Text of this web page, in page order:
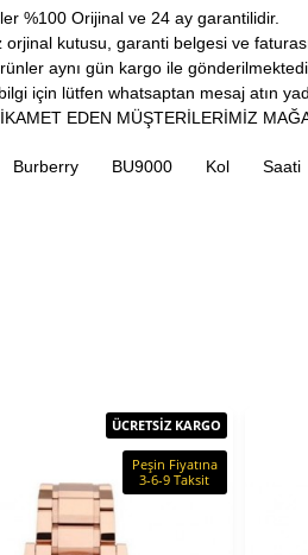
%100 Orijinal ve 24 ay garantilidir.
orjinal kutusu, garanti belgesi ve
aynı gün kargo ile
için lütfen whatsaptan mesaj atın
EDEN MÜŞTERİLERİMİZ
Burberry BU9000 Kol Saati
ÜCRETSİZ KARGO
Peşin Fiyatına
3-6-9 Taksit